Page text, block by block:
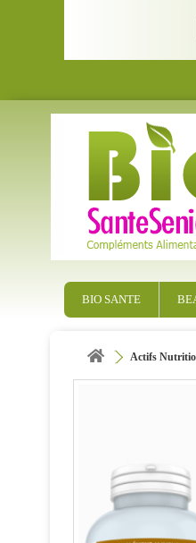
BIO SANTE
Actifs